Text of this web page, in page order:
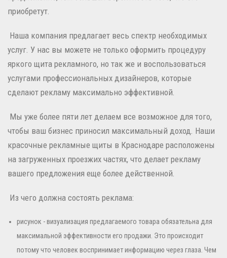
приобретут.
Наша компания предлагает весь спектр необходимых
услуг. У нас вы можете не только оформить процедуру
яркого щита рекламного, но так же и воспользоваться
услугами профессиональных дизайнеров, которые
сделают рекламу максимально эффективной.
Мы уже более пяти лет делаем все возможное для того,
чтобы ваш бизнес приносил максимальный доход. Наши
красочные рекламные щиты в Краснодаре расположены
на загруженных проезжих частях, что делает рекламу
вашего предложения еще более действенной.
Из чего должна состоять реклама:
рисунок - визуализация предлагаемого товара обязательна для
максимальной эффективности его продажи. Это происходит
потому что человек воспринимает информацию через глаза. Чем